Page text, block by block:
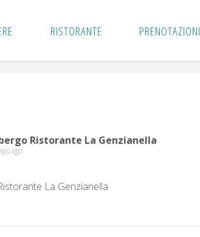
RISTORANTE PRENOTAZIONI
Ristorante La Genzianella
ago